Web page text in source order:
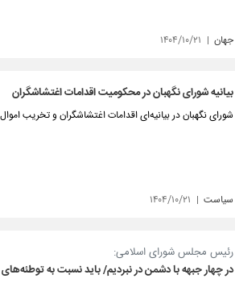
جهان ۱۴۰۴/۱۰/۲۱
بیانیه شورای نگهبان در محکومیت اقدامات اغتشاشگران
شورای نگهبان در بیانیه‌ای اقدامات اغتشاشگران و تخریب
سیاست ۱۴۰۴/۱۰/۲۱
رئیس مجلس شورای اسلامی:
در چهار جبهه با دشمن در نبردیم/ باید نسبت به